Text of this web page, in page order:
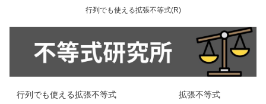
行列でも使える拡張不等式(R)
行列でも使える拡張不等式 拡張不等式